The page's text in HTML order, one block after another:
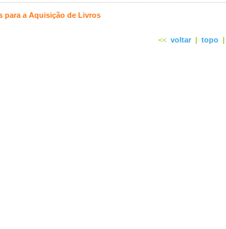
para a Aquisição de Livros
<< voltar | topo |